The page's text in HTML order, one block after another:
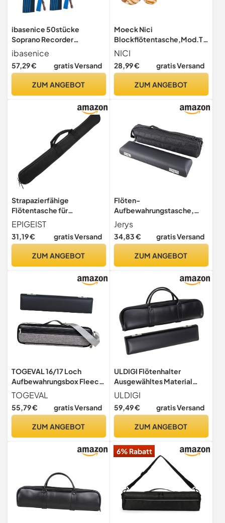
ibasenice 50stücke
Soprano Recorder
Aufbewahrungstasche
Weiche Flötenhülle Für
Vertikale Flöten Für Musiker
ibasenice
57,29 € gratis Versand
ZUM ANGEBOT
Moeck Nici
Blockflötentasche,Mod.Ti
ger mit Reißverschluss
NICI
28,99 € gratis Versand
ZUM ANGEBOT
Strapazierfähige
Flötentasche für
Bambusflöte, Schwarz,
Doppelt
EPIGEIST
31,19 € gratis Versand
ZUM ANGEBOT
Flöten-
Aufbewahrungstasche,
Praktische Flötentasche für
Auftritte
Jerys
34,83 € gratis Versand
ZUM ANGEBOT
TOGEVAL 16/17 Loch
Aufbewahrungsbox Fleece
Grau Tragetasche Für
Musiker
TOGEVAL
55,79 € gratis Versand
ZUM ANGEBOT
ULDIGI Flötenhalter
Ausgewähltes Material
Leicht Kompakt Passend
Größe Für Flöte Tragbar
Design Schutz Instrument
ULDIGI
59,49 € gratis Versand
ZUM ANGEBOT
6% Rabatt